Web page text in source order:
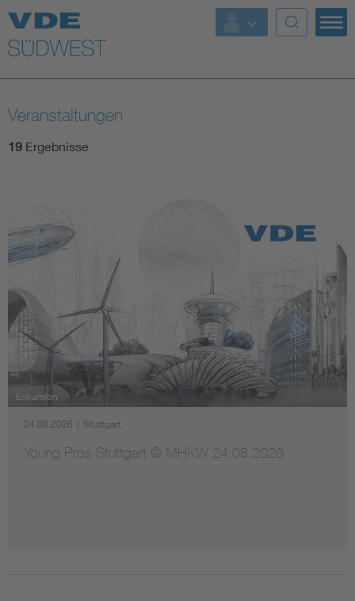
Top Themen
Weitere Themen
Veranstaltungen
19 Ergebnisse
Exkursion
24.08.2026 | Stuttgart
Young Pros Stuttgart @ MHKW 24.08.2026